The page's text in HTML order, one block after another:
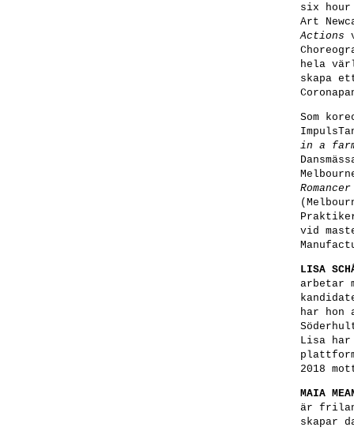
six
Art
Actions
hela
skapa
Som
in a
Romancer
vid
LISA
arbetar
har hon
Lisa
2018
MAIA
är
skapar